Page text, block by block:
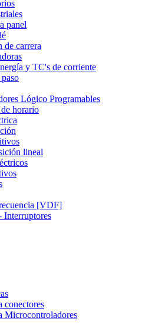
panel
de carrera
y TC's de corriente
Lógico Programables
horario
lineal
[VDF]
Interruptores
conectores
Microcontroladores